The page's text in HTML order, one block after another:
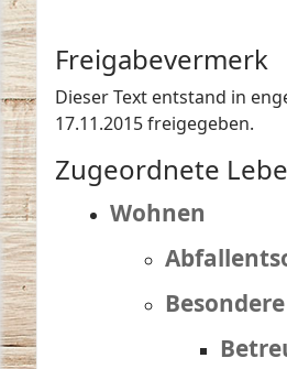
Freigabevermerk
Dieser Text entstand in
17.11.2015 freigegeben.
Zugeordnete
Wohnen